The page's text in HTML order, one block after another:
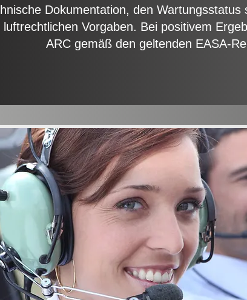
Dokumentation, den Wartungsstatus
luftrechtlichen Vorgaben. Bei positivem
ARC gemäß den geltenden EASA-